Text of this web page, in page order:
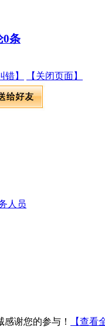
0条
错】 【关闭页面】
人员
谢您的参与！
【查看